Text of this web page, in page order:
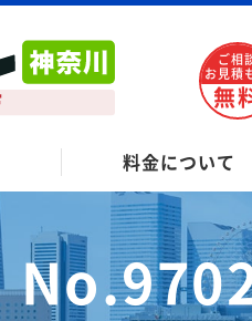
ご相
お見積
無
料金について